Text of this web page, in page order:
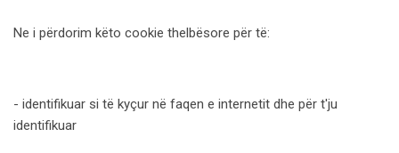
Ne i përdorim këto cookie thelbësore për të:
- identifikuar si të kyçur në faqen e internetit dhe për t'ju
identifikuar